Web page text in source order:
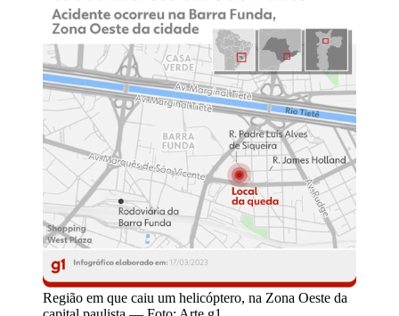
Região em que caiu um helicóptero, na Zona Oeste da